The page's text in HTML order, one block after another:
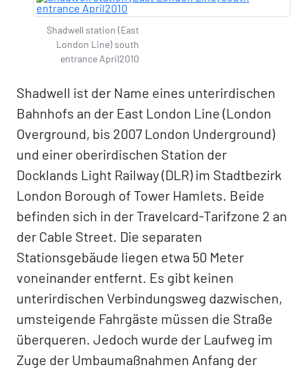
Shadwell station (East
London Line) south
entrance April2010
Shadwell ist der Name eines unterirdischen
Bahnhofs an der East London Line (London
Overground, bis 2007 London Underground)
und einer oberirdischen Station der
Docklands Light Railway (DLR) im Stadtbezirk
London Borough of Tower Hamlets. Beide
befinden sich in der Travelcard-Tarifzone 2 an
der Cable Street. Die separaten
Stationsgebäude liegen etwa 50 Meter
voneinander entfernt. Es gibt keinen
unterirdischen Verbindungsweg dazwischen,
umsteigende Fahrgäste müssen die Straße
überqueren. Jedoch wurde der Laufweg im
Zuge der Umbaumaßnahmen Anfang der